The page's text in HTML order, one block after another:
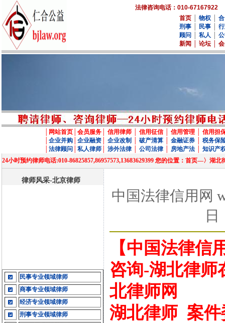
法律咨询电话：010-67167922
首页
物权
刑事
民事
顾问
私人
新闻
论坛
网站首页 会员服务 信用律师 信用征信 信用管理
信用担
企业并购 企业融资 企业改制 破产清算 金融证券
税务保
法律顾问 私人律师 涉外法律 公司法律 房地产法
知识产
24小时预约律师电话:010-86825857,86957573,13683629399 您的位置：首页—〉湖
律师风采-北京律师
民事专业领域律师
商事专业领域律师
经济专业领域律师
刑事专业领域律师
中国法律信用网
【中国法律信
咨询-湖北律师
北律师网
湖北律师 案